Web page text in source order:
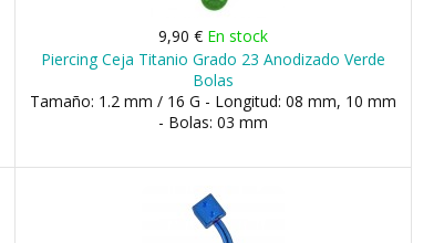
9,90 € En stock
Piercing Ceja Titanio Grado 23 Anodizado Verde
Bolas
Tamaño: 1.2 mm / 16 G - Longitud: 08 mm, 10 mm
- Bolas: 03 mm